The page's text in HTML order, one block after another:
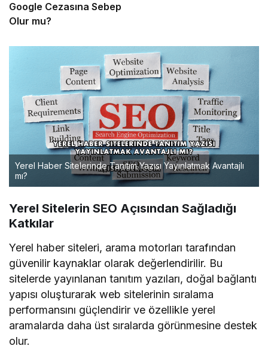
Google Cezasına Sebep
Olur mu?
Yerel Haber Sitelerinde Tanıtım Yazısı Yayınlatmak Avantajlı
mı?
Yerel Sitelerin SEO Açısından Sağladığı
Katkılar
Yerel haber siteleri, arama motorları tarafından
güvenilir kaynaklar olarak değerlendirilir. Bu
sitelerde yayınlanan tanıtım yazıları, doğal bağlantı
yapısı oluşturarak web sitelerinin sıralama
performansını güçlendirir ve özellikle yerel
aramalarda daha üst sıralarda görünmesine destek
olur.